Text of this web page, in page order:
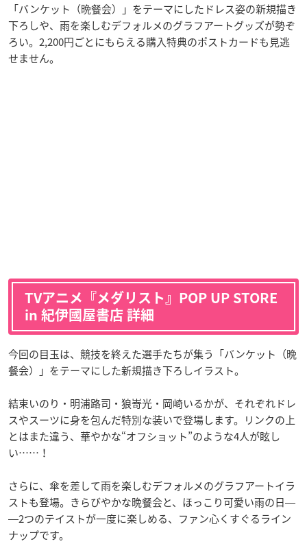
「バンケット（晩餐会）」をテーマにしたドレス姿の新規描き
下ろしや、雨を楽しむデフォルメのグラフアートグッズが勢ぞ
ろい。2,200円ごとにもらえる購入特典のポストカードも見逃
せません。
TVアニメ『メダリスト』POP UP STORE
in 紀伊國屋書店 詳細
今回の目玉は、競技を終えた選手たちが集う「バンケット（晩
餐会）」をテーマにした新規描き下ろしイラスト。
結束いのり・明浦路司・狼嵜光・岡崎いるかが、それぞれドレ
スやスーツに身を包んだ特別な装いで登場します。リンクの上
とはまた違う、華やかな“オフショット”のような4人が眩し
い……！
さらに、傘を差して雨を楽しむデフォルメのグラフアートイラ
ストも登場。きらびやかな晩餐会と、ほっこり可愛い雨の日―
―2つのテイストが一度に楽しめる、ファン心くすぐるライン
ナップです。